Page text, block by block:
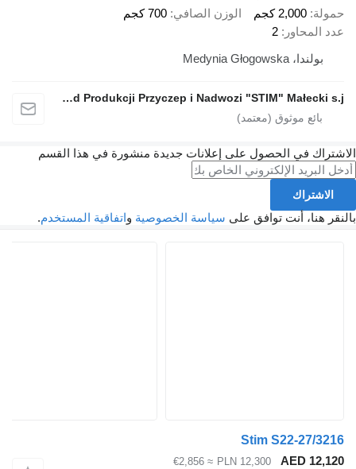
حمولة 2,000 كجم الوزن الصافي 700 كجم
عدد المحاور
2
بولندا، Medynia Głogowska
Zakład Produkcji Przyczep i Nadwozi "STIM" Małecki s.j.
الاشتراك في الحصول على إعلانات جديدة منشورة في هذا القسم
الاشتراك
بالنقر هنا، أنت توافق على سياسة الخصوصية واتفاقية المستخدم.
Stim S22-27/3216
AED 12,120
PLN 12,300
≈ €2,856